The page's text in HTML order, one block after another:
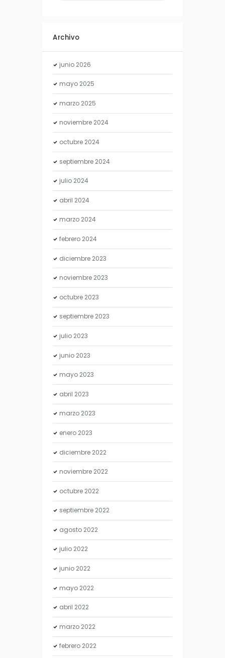
Archivo
junio 2026
mayo 2025
marzo 2025
noviembre 2024
octubre 2024
septiembre 2024
julio 2024
abril 2024
marzo 2024
febrero 2024
diciembre 2023
noviembre 2023
octubre 2023
septiembre 2023
julio 2023
junio 2023
mayo 2023
abril 2023
marzo 2023
enero 2023
diciembre 2022
noviembre 2022
octubre 2022
septiembre 2022
agosto 2022
julio 2022
junio 2022
mayo 2022
abril 2022
marzo 2022
febrero 2022